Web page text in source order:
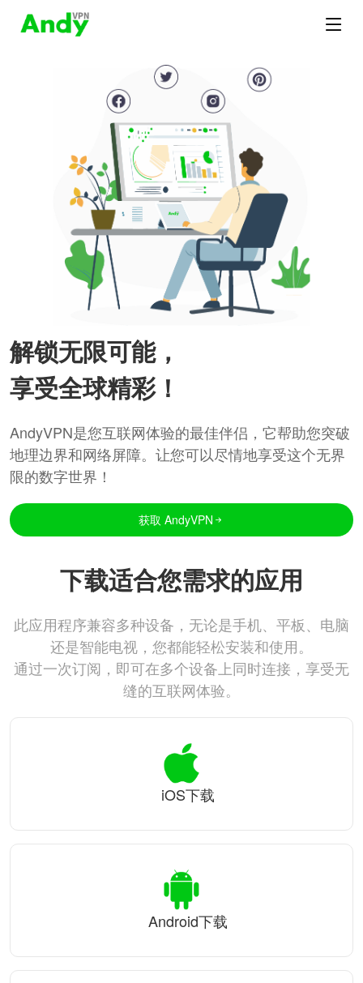
解锁无限可能，
享受全球精彩！
AndyVPN是您互联网体验的最佳伴侣，它帮助您突破
地理边界和网络屏障。让您可以尽情地享受这个无界
限的数字世界！
获取 AndyVPN
下载适合您需求的应用
此应用程序兼容多种设备，无论是手机、平板、电脑
还是智能电视，您都能轻松安装和使用。
通过一次订阅，即可在多个设备上同时连接，享受无
缝的互联网体验。
iOS下载
Android下载